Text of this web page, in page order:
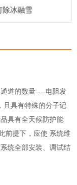
除冰融雪
道的数量----电阻发
且具有特殊的分子记
具有全天候防护能
前提下，应使 系统维
统全部安装、调试结